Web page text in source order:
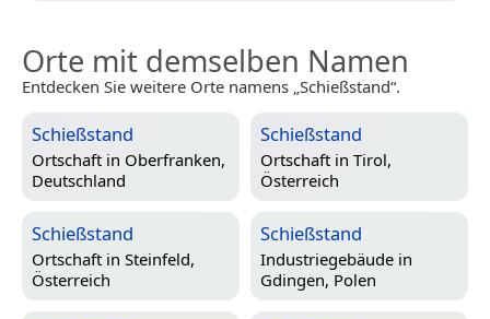
Orte mit demselben Namen
Entdecken Sie weitere Orte namens „Schießstand“.
Schießstand
Ortschaft in Oberfranken,
Deutschland
Schießstand
Ortschaft in Tirol,
Österreich
Schießstand
Ortschaft in Steinfeld,
Österreich
Schießstand
Industriegebäude in
Gdingen, Polen